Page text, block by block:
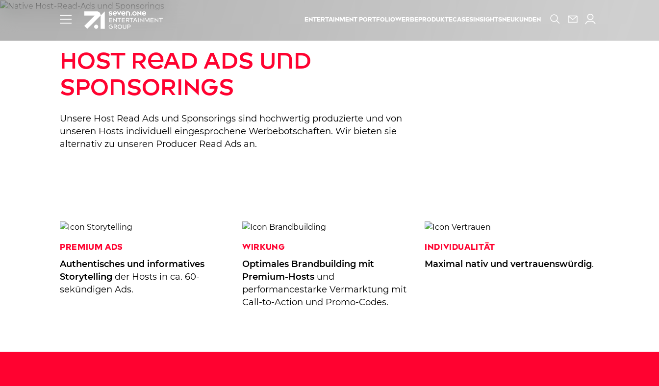
Entertainment PortfolioWerbeprodukteCases InsightsNeukunden
Host Read Ads und
Sponsorings
Unsere Host Read Ads und Sponsorings sind hochwertig produzierte und von
unseren Hosts individuell eingesprochene Werbebotschaften. Wir bieten sie
alternativ zu unseren Producer Read Ads an.
Premium Ads
Authentisches und informatives
Storytelling der Hosts in ca. 60-
sekündigen Ads.
Wirkung
Optimales Brandbuilding mit
Premium-Hosts und
performancestarke Vermarktung mit
Call-to-Action und Promo-Codes.
Individualität
Maximal nativ und vertrauenswürdig.